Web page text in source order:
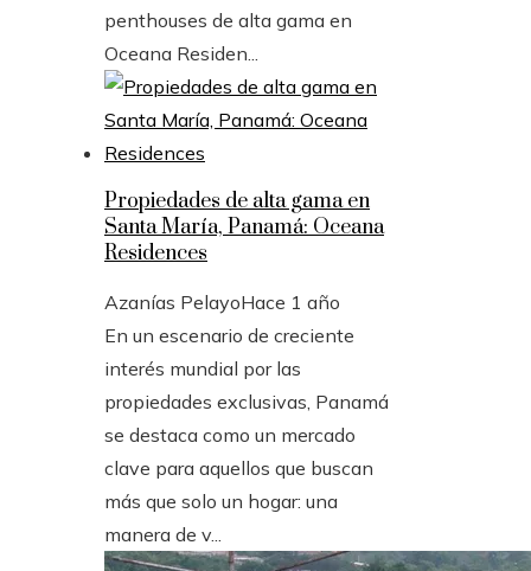
penthouses de alta gama en
Oceana Residen...
Propiedades de alta gama en
Santa María, Panamá: Oceana
Residences
Azanías PelayoHace 1 año
En un escenario de creciente
interés mundial por las
propiedades exclusivas, Panamá
se destaca como un mercado
clave para aquellos que buscan
más que solo un hogar: una
manera de v...